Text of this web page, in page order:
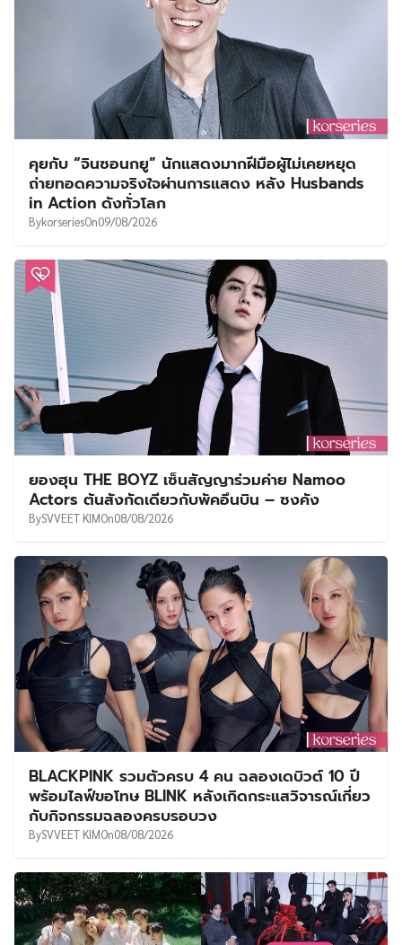
คุยกับ “จินซอนกยู” นักแสดงมากฝีมือผู้ไม่เคยหยุด
ถ่ายทอดความจริงใจผ่านการแสดง หลัง Husbands
in Action ดังทั่วโลก
BykorseriesOn09/08/2026
ยองฮุน THE BOYZ เซ็นสัญญาร่วมค่าย Namoo
Actors ต้นสังกัดเดียวกับพัคอึนบิน – ซงคัง
BySVVEET KIMOn08/08/2026
BLACKPINK รวมตัวครบ 4 คน ฉลองเดบิวต์ 10 ปี
พร้อมไลฟ์ขอโทษ BLINK หลังเกิดกระแสวิจารณ์เกี่ยว
กับกิจกรรมฉลองครบรอบวง
BySVVEET KIMOn08/08/2026